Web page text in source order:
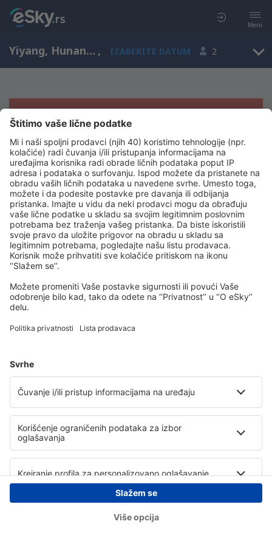
Meni
Yiyang, Hunan, Kina , IZABERITE DATUM 2
Žao nam je, ne možemo da prikažemo
rezultate
Pokušajte još jednom kad izaberete druge kriterijume
Copyright © eSky.rs. Sva prava zadržana.